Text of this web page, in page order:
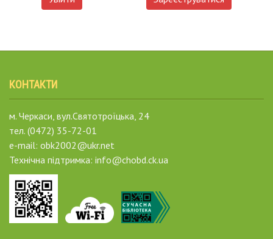
КОНТАКТИ
м. Черкаси, вул.Святотроїцька, 24
тел. (0472) 35-72-01
e-mail: obk2002@ukr.net
Технічна підтримка: info@chobd.ck.ua